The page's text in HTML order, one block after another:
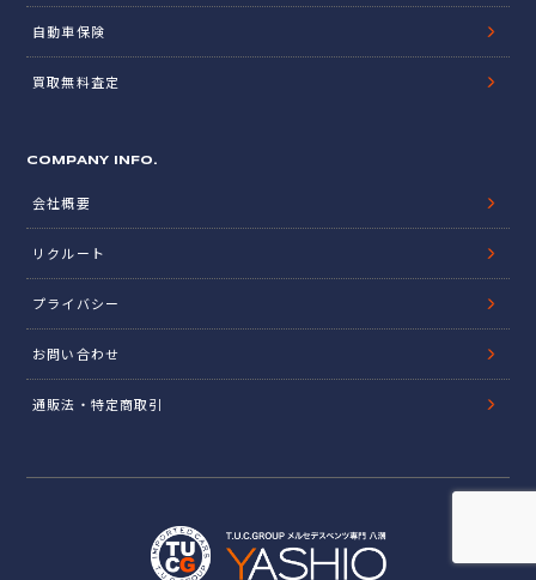
自動車保険
買取無料査定
COMPANY INFO.
会社概要
リクルート
プライバシー
お問い合わせ
通販法・特定商取引